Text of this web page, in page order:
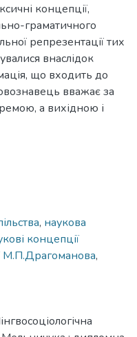
концепції,
граматичного
репрезентації тих
внаслідок
що входить до
вважає за
а вихідною і
, наукова
концепції
М.П.Драгоманова,